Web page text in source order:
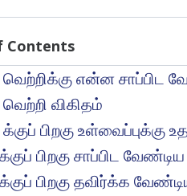
Contents
வெற்றிக்கு என்ன சாப்பிட
விகிதம்
பிறகு உள்வைப்புக்கு
பிறகு சாப்பிட
பிறகு தவிர்க்க